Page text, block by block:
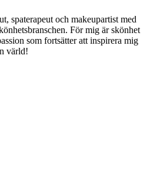
spaterapeut och makeupartist med
För mig är skönhet
som fortsätter att inspirera mig
värld!